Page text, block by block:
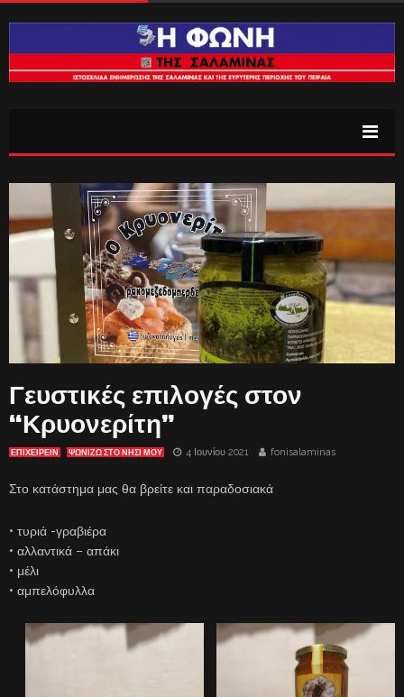
Γευστικές επιλογές στον
“Κρυονερίτη”
ΕΠΙΧΕΙΡΕΙΝ ΨΩΝΊΖΩ ΣΤΟ ΝΗΣΊ ΜΟΥ 4 Ιουνίου 2021 fonisalaminas
Στο κατάστημα μας θα βρείτε και παραδοσιακά
• τυριά -γραβιέρα
• αλλαντικά – απάκι
• μέλι
• αμπελόφυλλα